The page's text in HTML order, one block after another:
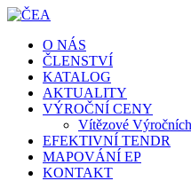
O NÁS
ČLENSTVÍ
KATALOG
AKTUALITY
VÝROČNÍ CENY
Vítězové
EFEKTIVNÍ TENDR
MAPOVÁNÍ EP
KONTAKT